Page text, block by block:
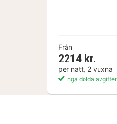
Från
2214 kr.
per natt, 2 vuxna
Inga dolda avgifter